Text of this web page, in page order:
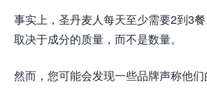
事实上，圣丹麦人每天至少需要2到3
取决于成分的质量，而不是数量。
然而，您可能会发现一些品牌声称他